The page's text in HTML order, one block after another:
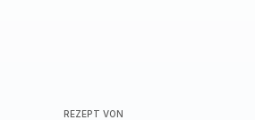
REZEPT VON